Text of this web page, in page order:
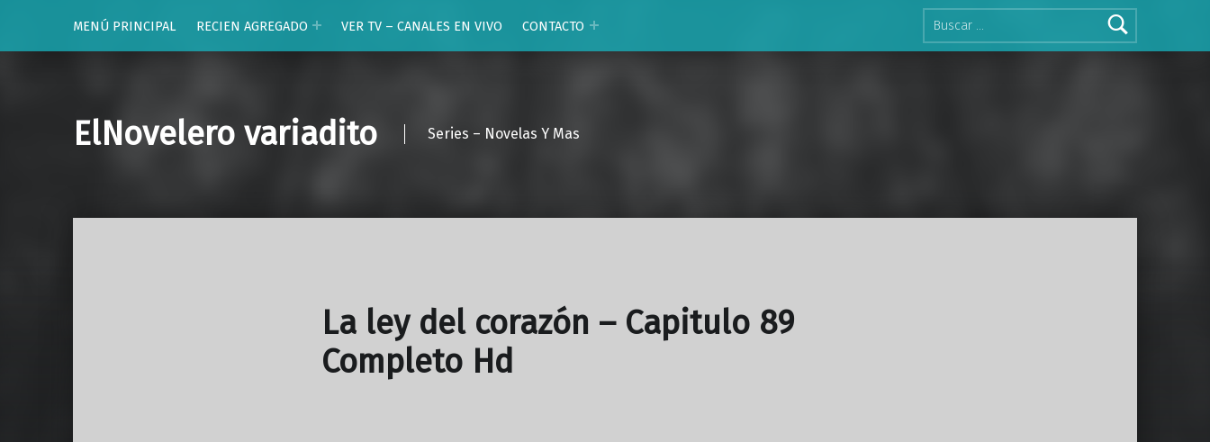
Buscar:
MENÚ PRINCIPAL
RECIEN AGREGADO VER TV – CANALES EN VIVO CONTACTO
ElNovelero variadito Series – Novelas Y Mas
La ley del corazón – Capitulo 89
Completo Hd